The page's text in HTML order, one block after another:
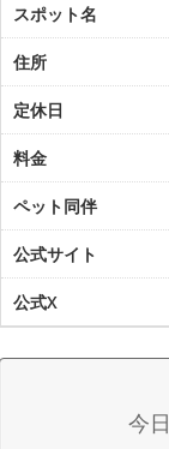
スポット名
住所
定休日
料金
ペット同伴
公式サイト
公式X
今日